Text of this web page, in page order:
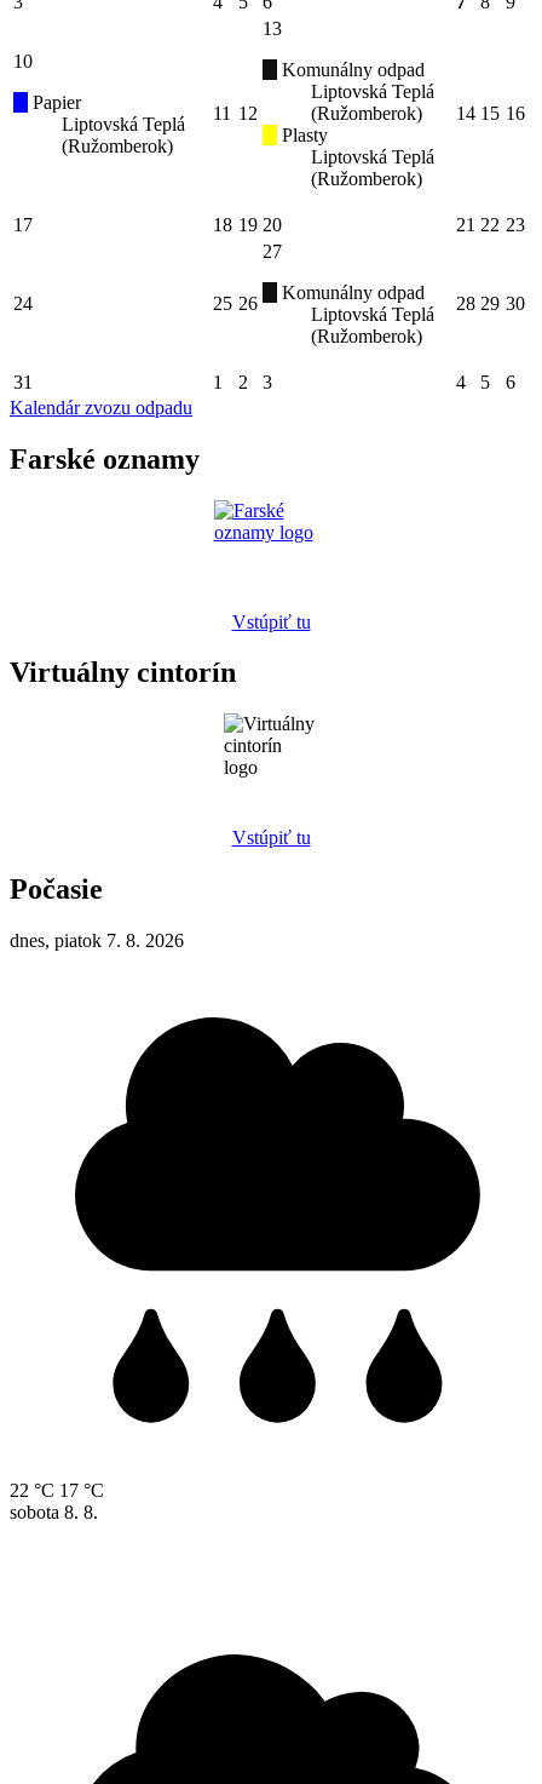
10
Papier
Liptovská Teplá
(Ružomberok)
11 12
13
Komunálny odpad
Liptovská Teplá
(Ružomberok)
Plasty
Liptovská Teplá
(Ružomberok)
14 15 16
17 18 19 20 21 22 23
24 25 26
27
Komunálny odpad
Liptovská Teplá
(Ružomberok)
28 29 30
31 1 2 3 4 5
6
Kalendár zvozu odpadu
Farské oznamy
Vstúpiť tu
Virtuálny cintorín
Vstúpiť tu
Počasie
dnes, piatok 7. 8. 2026
22 °C 17 °C
sobota 8. 8.